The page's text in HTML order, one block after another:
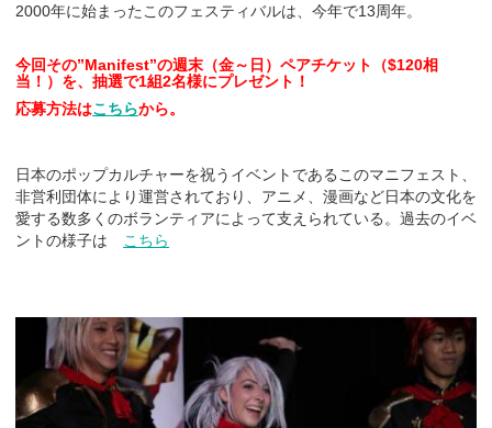
2000年に始まったこのフェスティバルは、今年で13周年。
今回その”Manifest”の週末（金～日）ペアチケット（$120相
当！）を、抽選で1組2名様にプレゼント！
応募方法はこちらから。
日本のポップカルチャーを祝うイベントであるこのマニフェスト、
非営利団体により運営されており、アニメ、漫画など日本の文化を
愛する数多くのボランティアによって支えられている。過去のイベ
ントの様子は
こちら